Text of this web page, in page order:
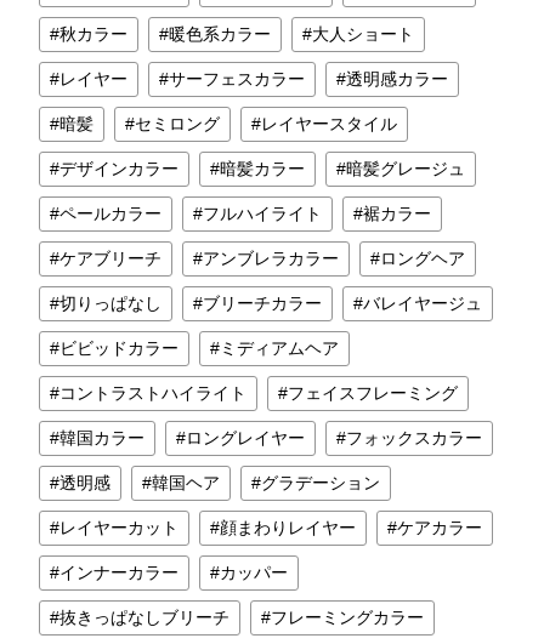
秋カラー 暖色系カラー 大人ショート
レイヤー サーフェスカラー 透明感カラー
暗髪 セミロング レイヤースタイル
デザインカラー 暗髪カラー 暗髪グレージュ
ペールカラー フルハイライト 裾カラー
ケアブリーチ アンブレラカラー ロングヘア
切りっぱなし ブリーチカラー バレイヤージュ
ビビッドカラー ミディアムヘア
コントラストハイライト フェイスフレーミング
韓国カラー ロングレイヤー フォックスカラー
透明感 韓国ヘア グラデーション
レイヤーカット 顔まわりレイヤー ケアカラー
インナーカラー カッパー
抜きっぱなしブリーチ フレーミングカラー